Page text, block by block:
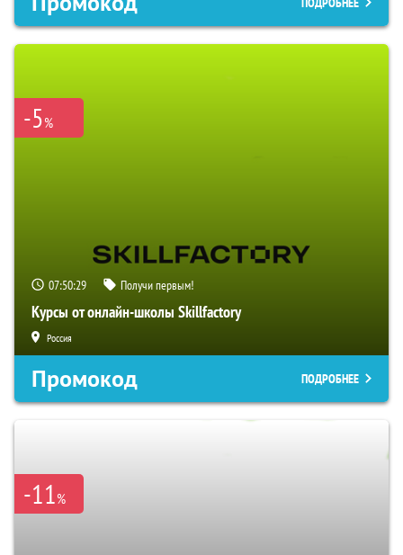
-5%
07:50:28 Получи первым!
Курсы от онлайн-школы Skillfactory
Россия
Промокод ПОДРОБНЕЕ
-11%